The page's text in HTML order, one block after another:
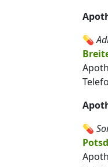
💊
💊